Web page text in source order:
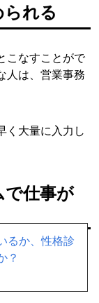
れる
こなすことがで
人は、営業事務
く大量に入力し
で仕事が
つけていくこ
るか、性格診
？